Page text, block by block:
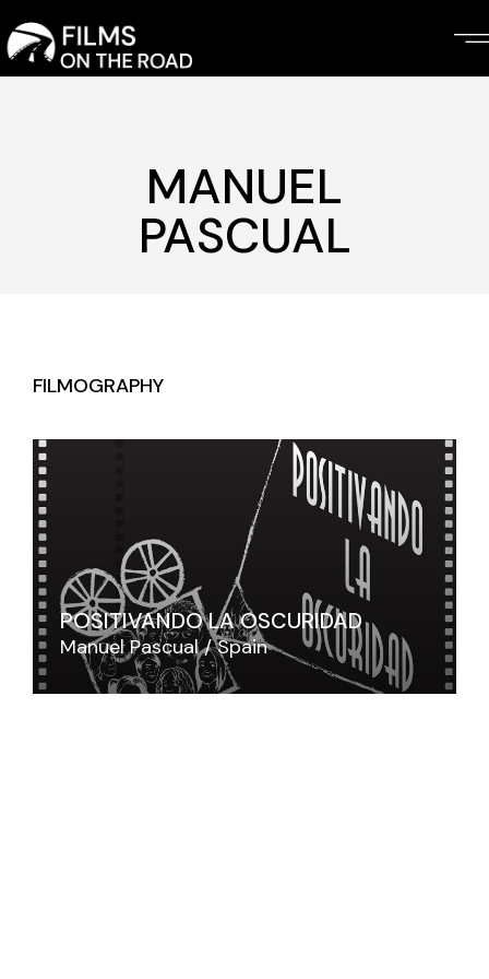
to
the
content
MANUEL
PASCUAL
FILMOGRAPHY
POSITIVANDO LA OSCURIDAD
Manuel Pascual Spain